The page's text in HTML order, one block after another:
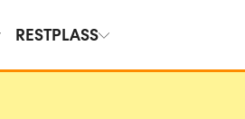
RESTPLASS